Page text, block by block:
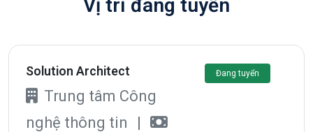
Vị trí đang tuyển
Solution Architect
Trung tâm Công
nghệ thông tin
|
Đang tuyển